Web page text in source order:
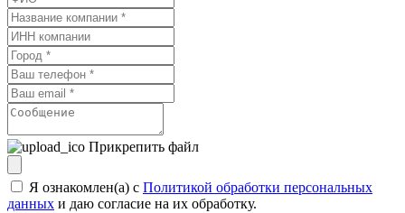
Прикрепить файл
Я ознакомлен(а) с Политикой обработки персональных
данных и даю согласие на их обработку.